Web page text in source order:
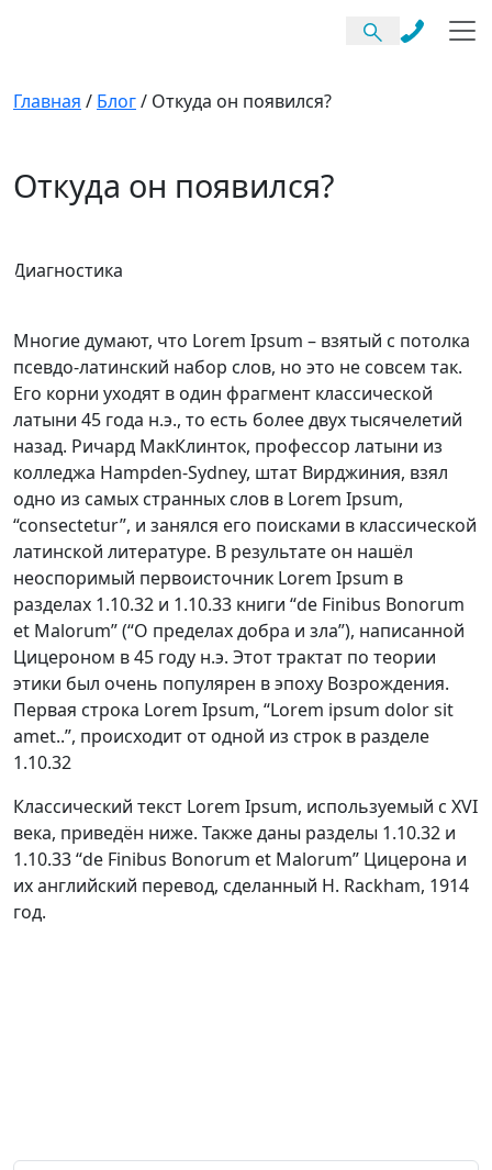
Главная / Блог/ Откуда он появился?
Откуда он появился?
Диагностика
Многие думают, что Lorem Ipsum – взятый с потолка
псевдо-латинский набор слов, но это не совсем так.
Его корни уходят в один фрагмент классической
латыни 45 года н.э., то есть более двух тысячелетий
назад. Ричард МакКлинток, профессор латыни из
колледжа Hampden-Sydney, штат Вирджиния, взял
одно из самых странных слов в Lorem Ipsum,
“consectetur”, и занялся его поисками в классической
латинской литературе. В результате он нашёл
неоспоримый первоисточник Lorem Ipsum в
разделах 1.10.32 и 1.10.33 книги “de Finibus Bonorum
et Malorum” (“О пределах добра и зла”), написанной
Цицероном в 45 году н.э. Этот трактат по теории
этики был очень популярен в эпоху Возрождения.
Первая строка Lorem Ipsum, “Lorem ipsum dolor sit
amet..”, происходит от одной из строк в разделе
1.10.32
Классический текст Lorem Ipsum, используемый с XVI
века, приведён ниже. Также даны разделы 1.10.32 и
1.10.33 “de Finibus Bonorum et Malorum” Цицерона и
их английский перевод, сделанный H. Rackham, 1914
год.